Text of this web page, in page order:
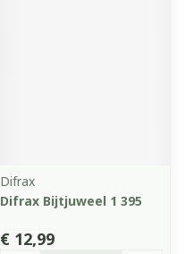
Difrax
Difrax Bijtjuweel 1 395
€ 12,99